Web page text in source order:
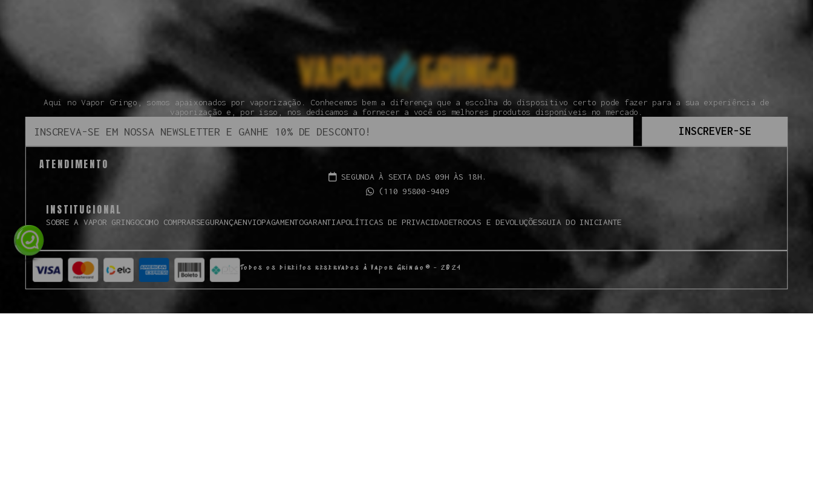
Aqui no Vapor Gringo, somos apaixonados por vaporização. Conhecemos bem a diferença que a escolha do dispositivo certo pode fazer para a sua experiência de
vaporização e, por isso, nos dedicamos a fornecer a você os melhores produtos disponíveis no mercado.
INSCREVER-SE
ATENDIMENTO
SEGUNDA À SEXTA DAS 09H ÀS 18H.
(110 95800-9409
INSTITUCIONAL
SOBRE A VAPOR GRINGOCOMO COMPRARSEGURANÇAENVIOPAGAMENTOGARANTIAPOLÍTICAS DE PRIVACIDADETROCAS E DEVOLUÇÕESGUIA DO INICIANTE
Todos os direitos reservados à Vapor Gringo® - 2024